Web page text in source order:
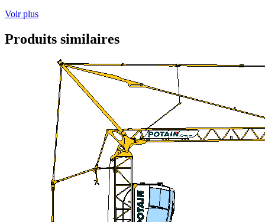
Voir plus
Produits similaires